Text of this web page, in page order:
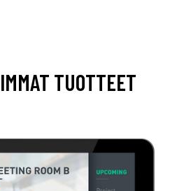
TUOTTEET